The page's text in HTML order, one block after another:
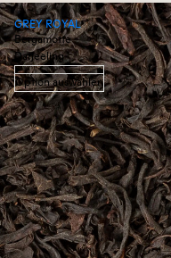
GREY ROYAL
Bergamotte ·
Darjeeling
Option auswählen